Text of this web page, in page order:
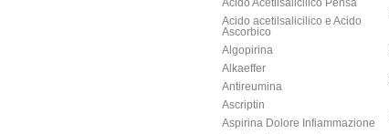
Acido Acetilsalicilico Pensa
Acido acetilsalicilico e Acido
Ascorbico
Algopirina
Alkaeffer
Antireumina
Ascriptin
Aspirina Dolore Infiammazione